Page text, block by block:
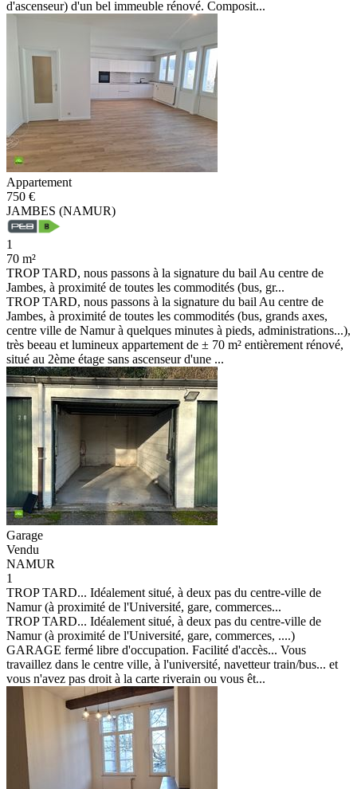
d'ascenseur) d'un bel immeuble rénové. Composit...
Appartement
750 €
JAMBES (NAMUR)
1
70 m²
TROP TARD, nous passons à la signature du bail Au centre de
Jambes, à proximité de toutes les commodités (bus, gr...
TROP TARD, nous passons à la signature du bail Au centre de
Jambes, à proximité de toutes les commodités (bus, grands axes,
centre ville de Namur à quelques minutes à pieds, administrations...),
très beeau et lumineux appartement de ± 70 m² entièrement rénové,
situé au 2ème étage sans ascenseur d'une ...
Garage
Vendu
NAMUR
1
TROP TARD... Idéalement situé, à deux pas du centre-ville de
Namur (à proximité de l'Université, gare, commerces...
TROP TARD... Idéalement situé, à deux pas du centre-ville de
Namur (à proximité de l'Université, gare, commerces, ....)
GARAGE fermé libre d'occupation. Facilité d'accès... Vous
travaillez dans le centre ville, à l'université, navetteur train/bus... et
vous n'avez pas droit à la carte riverain ou vous êt...